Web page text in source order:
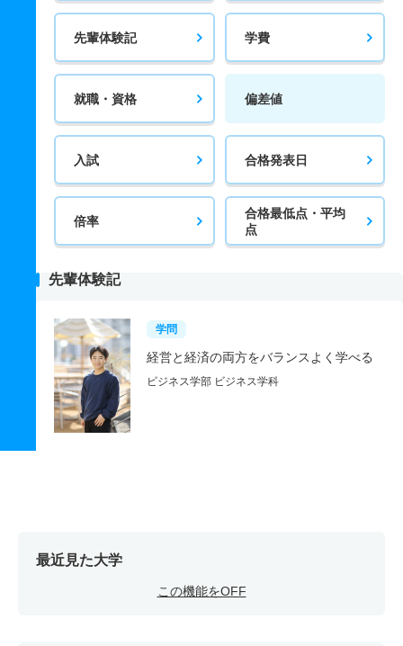
先輩体験記 学費
就職・資格 偏差値
入試 合格発表日
倍率
合格最低点・平均
点
先輩体験記
学問
経営と経済の両方をバランスよく学べる
ビジネス学部 ビジネス学科
最近見た大学
この機能をOFF